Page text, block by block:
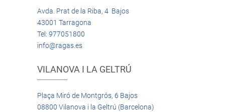
Avda. Prat de la Riba, 4 Bajos
43001 Tarragona
Tel: 977051800
info@ragas.es
VILANOVA I LA GELTRÚ
Plaça Miró de Montgrós, 6 Bajos
08800 Vilanova i la Geltrú (Barcelona)